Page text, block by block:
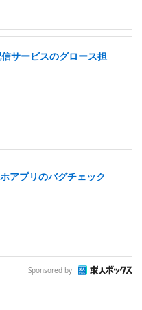
サービスのグロース担
アプリのバグチェック
Sponsored by